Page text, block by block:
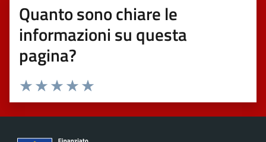
Quanto sono chiare le
informazioni su questa
pagina?
Valuta 5 stelle su 5
Valuta 4 stelle su 5
Valuta 3 stelle su 5
Valuta 2 stelle su 5
Valuta 1 stelle su 5